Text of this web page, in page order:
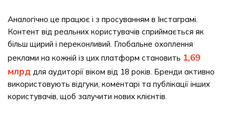
Аналогічно це працює і з просуванням в Інстаграмі.
Контент від реальних користувачів сприймається як
більш щирий і переконливий. Глобальне охоплення
реклами на кожній із цих платформ становить 1,69
млрд для аудиторії віком від 18 років. Бренди активно
використовують відгуки, коментарі та публікації інших
користувачів, щоб залучити нових клієнтів.